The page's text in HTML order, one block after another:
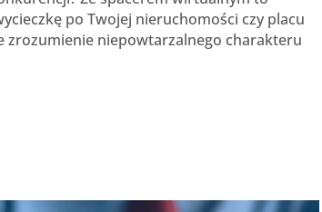
po Twojej nieruchomości czy placu
zrozumienie niepowtarzalnego charakteru